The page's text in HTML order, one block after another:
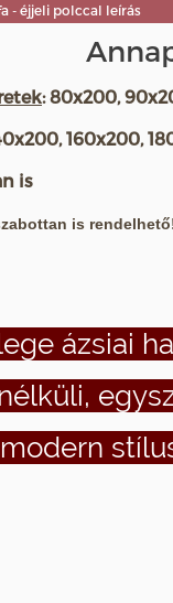
- éjjeli polccal leírás
: 80x200,
160x200,
is
is
ázsiai